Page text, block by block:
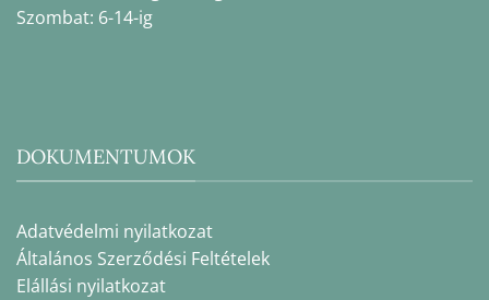
Szombat: 6-14-ig
DOKUMENTUMOK
Adatvédelmi nyilatkozat
Általános Szerződési Feltételek
Elállási nyilatkozat